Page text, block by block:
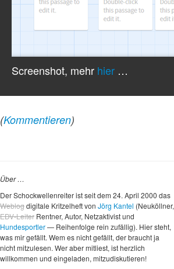
Screenshot, mehr hier …
(Kommentieren)
Über …
Der Schockwellenreiter ist seit dem 24. April 2000 das
Weblogdigitale Kritzelheft von Jörg Kantel (Neuköllner,
EDV-Leiter Rentner, Autor, Netzaktivist und
Hundesportler— Reihenfolge rein zufällig). Hier steht,
was mir gefällt. Wem es nicht gefällt, der braucht ja
nicht mitzulesen. Wer aber mitliest, ist herzlich
willkommen und eingeladen, mitzudiskutieren!